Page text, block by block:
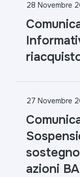
28 Novembre
27 Novembre
azioni